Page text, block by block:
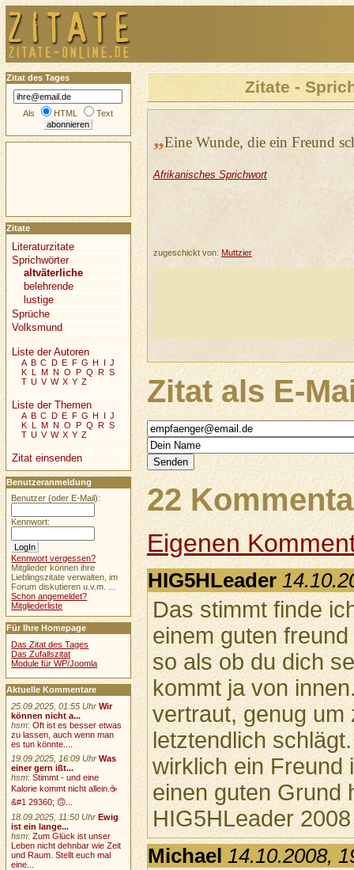
Zitate -
„Eine Wunde, die ein Freund
Afrikanisches Sprichwort
zugeschickt von: Muttzier
Zitat als E-
22
Eigenen
HIG5HLeader
Das stimmt finde
einem guten
so als ob du dich
kommt ja von
vertraut, genug
letztendlich
wirklich ein Freund
einen guten Grund
HIG5HLeader 2008
Michael 14.10.2008,
Zitat des Tages
Als HTML Text
Zitate
Literaturzitate
Sprichwörter
altväterliche
belehrende
lustige
Sprüche
Volksmund
Liste der Autoren
A B C D E F G H I J
K L M N O P Q R S
T U V W X Y Z
Liste der Themen
A B C D E F G H I J
K L M N O P Q R S
T U V W X Y Z
Zitat einsenden
Benutzeranmeldung
Benutzer (oder E-Mail):
Kennwort:
Kennwort vergessen?
Mitglieder können ihre
Lieblingszitate verwalten, im
Forum diskutieren u.v.m. ...
Schon angemeldet?
Mitgliederliste
Für Ihre Homepage
Das Zitat des Tages
Das Zufallszitat
Module für WP/Joomla
Aktuelle Kommentare
25.09.2025, 01:55 Uhr Wir
können nicht a...
hsm:Oft ist es besser etwas
zu lassen, auch wenn man
es tun könnte....
19.09.2025, 16:09 Uhr Was
einer gern ißt...
hsm:Stimmt - und eine
Kalorie kommt nicht allein.☕
&#1 29360; 🙃...
18.09.2025, 11:50 Uhr Ewig
ist ein lange...
hsm:Zum Glück ist unser
Leben nicht dehnbar wie Zeit
und Raum. Stellt euch mal
eine...